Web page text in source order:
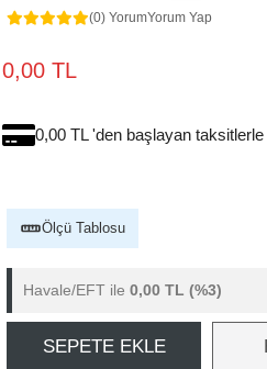
(0) YorumYorum Yap
0,00 TL
0,00 TL 'den başlayan taksitlerle
Ölçü Tablosu
Havale/EFT ile 0,00 TL (%3)
SEPETE EKLE